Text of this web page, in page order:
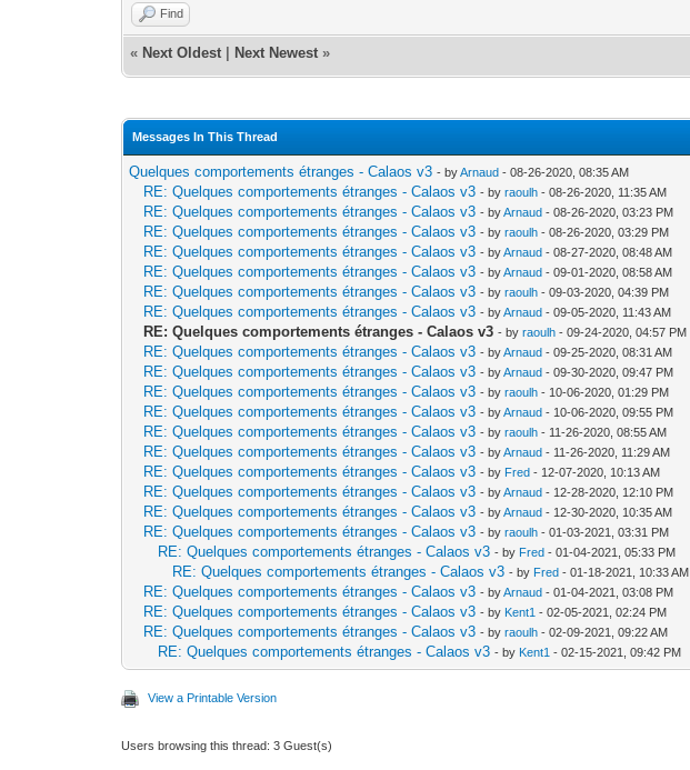
Find
« Next Oldest Next Newest »
Messages In This Thread
Quelques comportements étranges - Calaos v3 - byArnaud - 08-26-2020, 08:35 AM
RE: Quelques comportements étranges - Calaos v3 - byraoulh - 08-26-2020, 11:35 AM
RE: Quelques comportements étranges - Calaos v3 - byArnaud - 08-26-2020, 03:23 PM
RE: Quelques comportements étranges - Calaos v3 - byraoulh - 08-26-2020, 03:29 PM
RE: Quelques comportements étranges - Calaos v3 - byArnaud - 08-27-2020, 08:48 AM
RE: Quelques comportements étranges - Calaos v3 - byArnaud - 09-01-2020, 08:58 AM
RE: Quelques comportements étranges - Calaos v3 - byraoulh - 09-03-2020, 04:39 PM
RE: Quelques comportements étranges - Calaos v3 - byArnaud - 09-05-2020, 11:43 AM
RE: Quelques comportements étranges - Calaos v3 - byraoulh - 09-24-2020, 04:57 PM
RE: Quelques comportements étranges - Calaos v3 - byArnaud - 09-25-2020, 08:31 AM
RE: Quelques comportements étranges - Calaos v3 - byArnaud - 09-30-2020, 09:47 PM
RE: Quelques comportements étranges - Calaos v3 - byraoulh - 10-06-2020, 01:29 PM
RE: Quelques comportements étranges - Calaos v3 - byArnaud - 10-06-2020, 09:55 PM
RE: Quelques comportements étranges - Calaos v3 - byraoulh - 11-26-2020, 08:55 AM
RE: Quelques comportements étranges - Calaos v3 - byArnaud - 11-26-2020, 11:29 AM
RE: Quelques comportements étranges - Calaos v3 - by Fred - 12-07-2020, 10:13 AM
RE: Quelques comportements étranges - Calaos v3 - byArnaud - 12-28-2020, 12:10 PM
RE: Quelques comportements étranges - Calaos v3 - byArnaud - 12-30-2020, 10:35 AM
RE: Quelques comportements étranges - Calaos v3 - byraoulh - 01-03-2021, 03:31 PM
RE: Quelques comportements étranges - Calaos v3 - by Fred - 01-04-2021, 05:33 PM
RE: Quelques comportements étranges - Calaos v3 - by Fred - 01-18-2021, 10:33 AM
RE: Quelques comportements étranges - Calaos v3 - byArnaud - 01-04-2021, 03:08 PM
RE: Quelques comportements étranges - Calaos v3 - by Kent1 - 02-05-2021, 02:24 PM
RE: Quelques comportements étranges - Calaos v3 - byraoulh - 02-09-2021, 09:22 AM
RE: Quelques comportements étranges - Calaos v3 - by Kent1 - 02-15-2021, 09:42 PM
View a Printable Version
Users browsing this thread: 3 Guest(s)